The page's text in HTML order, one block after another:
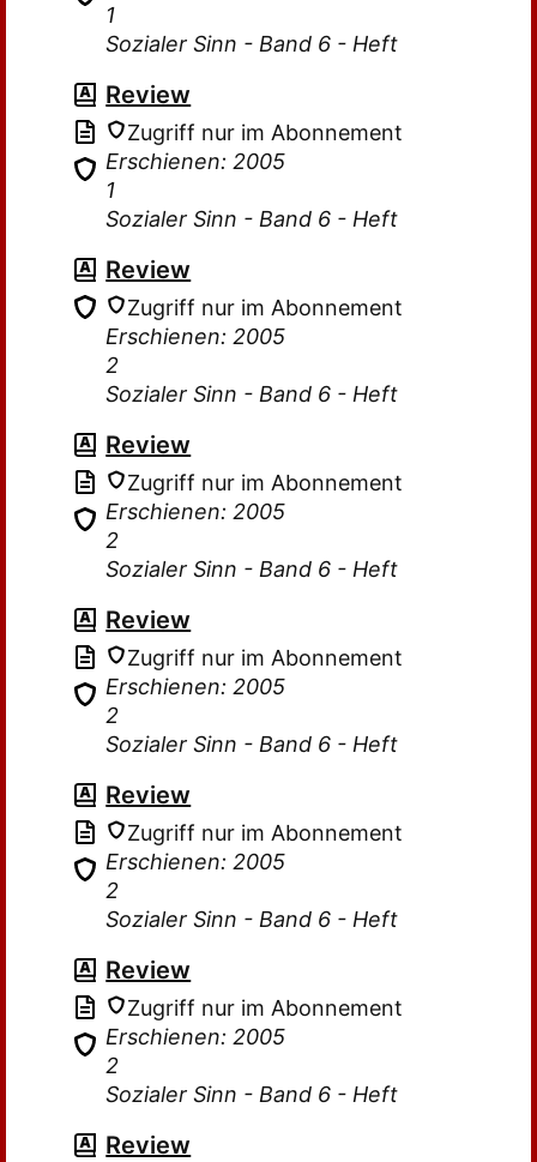
1
Sozialer Sinn - Band 6 - Heft
Review
Zugriff nur im Abonnement
Erschienen: 2005
1
Sozialer Sinn - Band 6 - Heft
Review
Zugriff nur im Abonnement
Erschienen: 2005
2
Sozialer Sinn - Band 6 - Heft
Review
Zugriff nur im Abonnement
Erschienen: 2005
2
Sozialer Sinn - Band 6 - Heft
Review
Zugriff nur im Abonnement
Erschienen: 2005
2
Sozialer Sinn - Band 6 - Heft
Review
Zugriff nur im Abonnement
Erschienen: 2005
2
Sozialer Sinn - Band 6 - Heft
Review
Zugriff nur im Abonnement
Erschienen: 2005
2
Sozialer Sinn - Band 6 - Heft
Review